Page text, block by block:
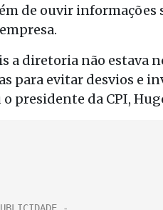
de ouvir informações
diretoria não estava
para evitar desvios e
presidente da CPI,